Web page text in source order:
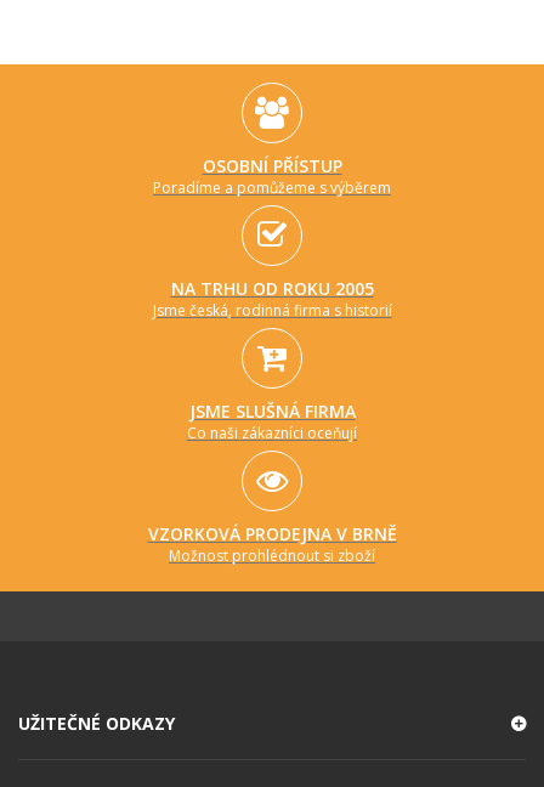
OSOBNÍ PŘÍSTUP
Poradíme a pomůžeme s výběrem
NA TRHU OD ROKU 2005
Jsme česká, rodinná firma s historií
JSME SLUŠNÁ FIRMA
Co naši zákazníci oceňují
VZORKOVÁ PRODEJNA V BRNĚ
Možnost prohlédnout si zboží
UŽITEČNÉ ODKAZY